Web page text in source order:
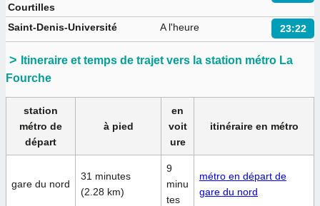
Courtilles
Saint-Denis-Université 23:22
A l'heure
Itineraire et temps de trajet vers la station métro La
Fourche
station
métro de
départ
à pied
en
voit
ure
itinéraire en métro
gare du nord
31 minutes
(2.28 km)
9
minu
tes
métro en départ de
gare du nord